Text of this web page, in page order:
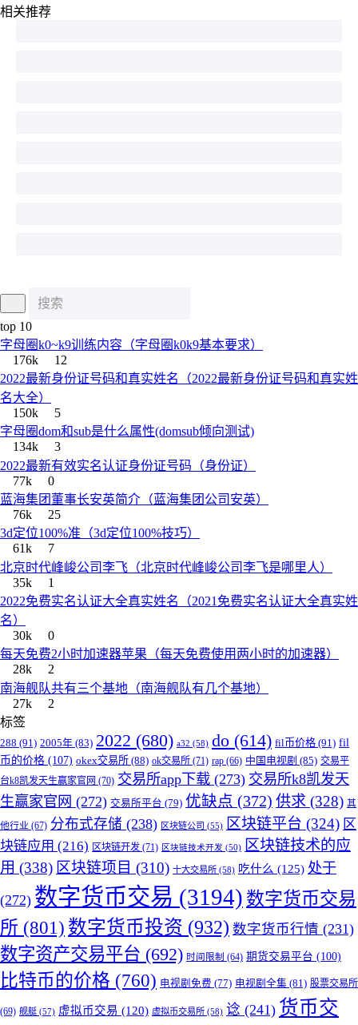
相关推荐
top 10
字母圈k0~k9训练内容（字母圈k0k9基本要求）
176k
12
2022最新身份证号码和真实姓名（2022最新身份证号码和真实姓
名大全）
150k
5
字母圈dom和sub是什么属性(domsub倾向测试)
134k
3
2022最新有效实名认证身份证号码（身份证）
77k
0
蓝海集团董事长安英简介（蓝海集团公司安英）
76k
25
3d定位100%准（3d定位100%技巧）
61k
7
北京时代峰峻公司李飞（北京时代峰峻公司李飞是哪里人）
35k
1
2022免费实名认证大全真实姓名（2021免费实名认证大全真实姓
名）
30k
0
每天免费2小时加速器苹果（每天免费使用两小时的加速器）
28k
2
南海舰队共有三个基地（南海舰队有几个基地）
27k
2
标签
288 (91) 2005年 (83) 2022 (680) a32 (58) do (614) fil币价格 (91) fil
币的价格 (107) okex交易所 (88) ok交易所 (71) rap (66) 中国电视剧 (85) 交易平
台k8凯发天生赢家官网 (70) 交易所app下载 (273) 交易所k8凯发天
生赢家官网 (272) 交易所平台 (79) 优缺点 (372) 供求 (328) 其
他行业 (67) 分布式存储 (238) 区块链公司 (55) 区块链平台 (324) 区
块链应用 (216) 区块链开发 (71) 区块链技术开发 (50)
区块链技术的应
用 (338) 区块链项目 (310) 十大交易所 (58) 吃什么 (125) 处于
(272) 数字货币交易 (3194) 数字货币交易
所 (801) 数字货币投资 (932) 数字货币行情 (231)
数字资产交易平台 (692) 时间限制 (64) 期货交易平台 (100)
比特币的价格 (760) 电视剧免费 (77) 电视剧全集 (81) 股票交易所
(69) 舰艇 (57) 虚拟币交易 (120) 虚拟币交易所 (58) 谂 (241) 货币交